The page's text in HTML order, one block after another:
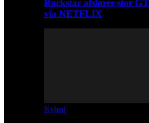
Rockstar afslører stor
via NETFLIX
Nyhed